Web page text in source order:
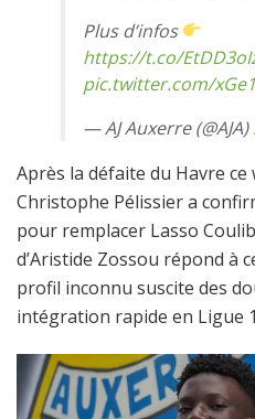
Plus d’infos
https://t.co/
pic.twitter.com/
— AJ Auxerre (@AJA)
Après la défaite du Havre
Christophe Pélissier a
pour remplacer Lasso
d’Aristide Zossou répond à
profil inconnu suscite des
intégration rapide en Ligue